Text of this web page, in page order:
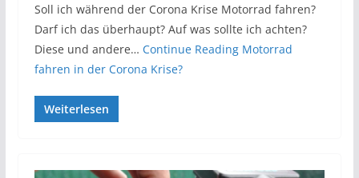
Soll ich während der Corona Krise Motorrad fahren?
Darf ich das überhaupt? Auf was sollte ich achten?
Diese und andere… Continue ReadingMotorrad
fahren in der Corona Krise?
Weiterlesen